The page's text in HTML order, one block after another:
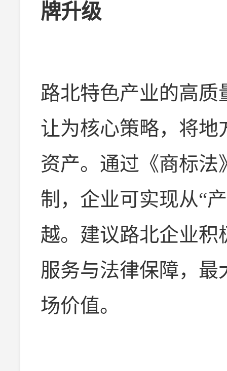
牌升级
路北特色产业的高
让为核心策略，将地
资产。通过《商标
制，企业可实现从“
越。建议路北企业积
服务与法律保障，
场价值。